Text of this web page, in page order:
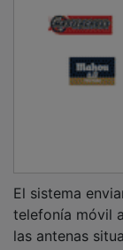
telefonía móvil
las antenas
prueba. El